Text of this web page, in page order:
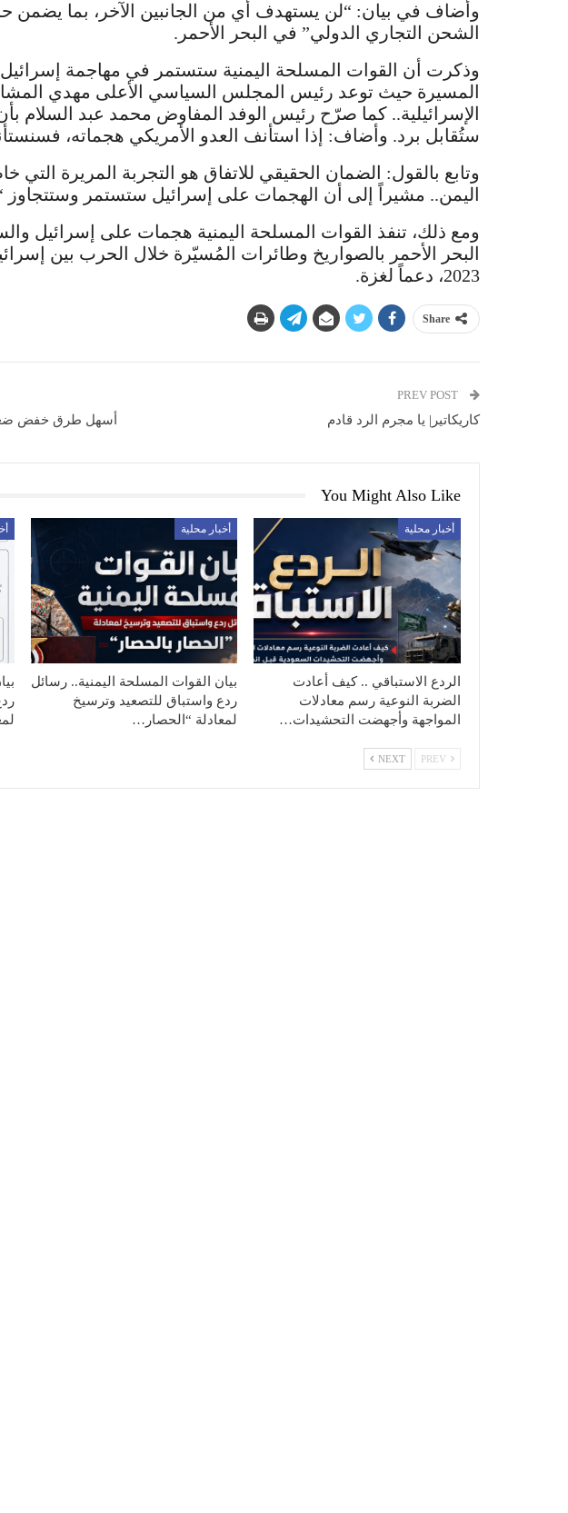
وأضاف في بيان: “لن يستهدف أي من الجانبين الآخر، بما يضمن
الشحن التجاري الدولي” في البحر الأحمر.
وذكرت أن القوات المسلحة اليمنية ستستمر في مهاجمة إسرائيل
المسيرة حيث توعد رئيس المجلس السياسي الأعلى مهدي
الإسرائيلية.. كما صرّح رئيس الوفد المفاوض محمد عبد السلام
ستُقابل برد. وأضاف: إذا استأنف العدو الأمريكي هجماته،
وتابع بالقول: الضمان الحقيقي للاتفاق هو التجربة المريرة التي
اليمن.. مشيراً إلى أن الهجمات على إسرائيل ستستمر وستتجاوز
ومع ذلك، تنفذ القوات المسلحة اليمنية هجمات على إسرائيل
البحر الأحمر بالصواريخ وطائرات المُسيّرة خلال الحرب بين
2023، دعماً لغزة.
Share
كاريكاتير| يا مجرم الرد قادم
أسهل طرق خفض ضغط
You Might Also Like
أخبار محلية
الردع الاستباقي .. كيف أعادت
الضربة النوعية رسم معادلات
المواجهة وأجهضت التحشيدات…
أخبار محلية
بيان القوات المسلحة اليمنية.. رسائل
ردع واستباق للتصعيد وترسيخ
لمعادلة “الحصار…
NEXT